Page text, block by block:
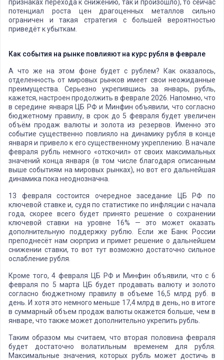
признаках перехода к снижению, так и произошло), то сейчас
потенциал роста цен драгоценных металлов сильно
ограничен и такая стратегия с большей вероятностью
приведёт к убыткам.
Как события на рынке повлияют на курс рубля в феврале
А что же на этом фоне будет с рублем? Как оказалось,
отделенность от мировых рынков имеет свои неожиданные
преимущества. Серьезно укрепившись за январь, рубль,
кажется, настроен продолжить в феврале 2026. Напомню, что
в середине января ЦБ РФ и Минфин объявили, что согласно
бюджетному правилу, в срок до 5 февраля будет увеличен
объём продаж валюты и золота из резервов. Именно это
событие существенно повлияло на динамику рубля в конце
января и привело к его существенному укреплению. В начале
февраля рубль немного «отскочил» от своих максимальных
значений конца января (в том числе благодаря описанным
выше событиям на мировых рынках), но вот его дальнейшая
динамика пока неоднозначна.
13 февраля состоится очередное заседание ЦБ РФ по
ключевой ставке и, судя по статистике по инфляции с начала
года, скорее всего будет принято решение о сохранении
ключевой ставки на уровне 16% — это может оказать
дополнительную поддержку рублю. Если же Банк России
преподнесёт нам сюрприз и примет решение о дальнейшем
снижении ставки, то вот тут возможно достаточно сильное
ослабление рубля.
Кроме того, 4 февраля ЦБ РФ и Минфин объявили, что с 6
февраля по 5 марта ЦБ будет продавать валюту и золото
согласно бюджетному правилу в объеме 16,5 млрд руб. в
день. И хотя это немного меньше 17,4 млрд в день, но в итоге
в суммарный объем продаж валюты окажется больше, чем в
январе, что также может дополнительно укрепить рубль.
Таким образом мы считаем, что вторая половина февраля
будет достаточно волатильным временем для рубля.
Максимальные значения, которых рубль может достичь в